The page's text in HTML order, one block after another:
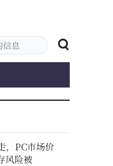
，PC市场价
风险被